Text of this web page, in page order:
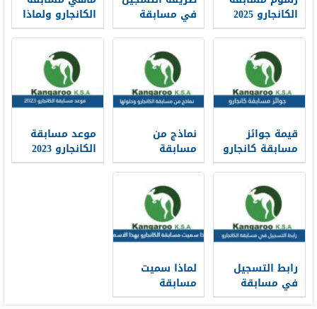
الكانجارو 2025 في مسابقة
الكانجارو في
الرياضيات
الكانجارو ولماذا
سميت بذلك
قيمة جوائز
مسابقة كانجارو
نماذج من
مسابقة
الكانجارو PDF
وحلولها
موعد مسابقة
الكانجارو 2023
رابط التسجيل
في مسابقة
الكانجارو 2023
لماذا سميت
مسابقة
الكانجارو بهذا